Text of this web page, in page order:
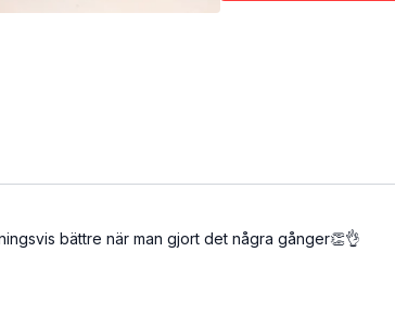
39 minuter
Vill du (som många
Flow - short and sweet
bättre när man gjort det några gånger👏👌